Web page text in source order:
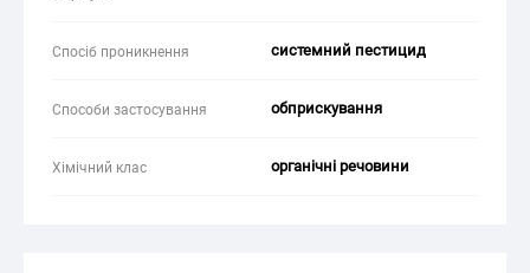
Спосіб проникнення системний пестицид
Способи застосування обприскування
Хімічний клас органічні речовини